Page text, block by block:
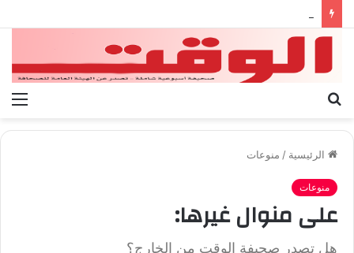
الرئيسية / منوعات
منوعات
على منوال غيرها:
هل تصدر صحيفة الوقت من الخارج؟